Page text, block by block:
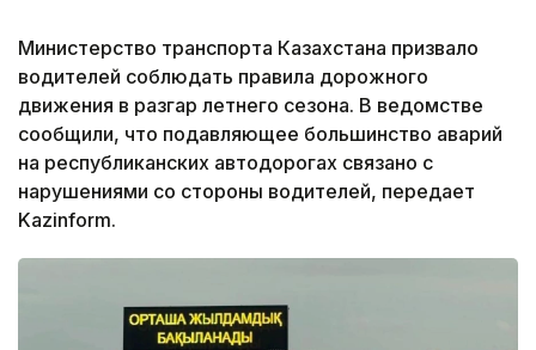
Министерство транспорта Казахстана призвало
водителей соблюдать правила дорожного
движения в разгар летнего сезона. В ведомстве
сообщили, что подавляющее большинство аварий
на республиканских автодорогах связано с
нарушениями со стороны водителей, передает
Kazinform.